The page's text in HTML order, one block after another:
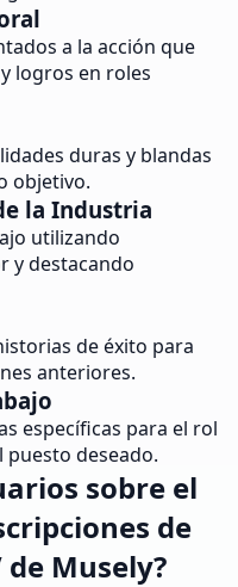
a la acción que
logros en roles
duras y blandas
objetivo.
la Industria
utilizando
y destacando
de éxito para
anteriores.
específicas para el rol
puesto deseado.
sobre el
de
Musely?